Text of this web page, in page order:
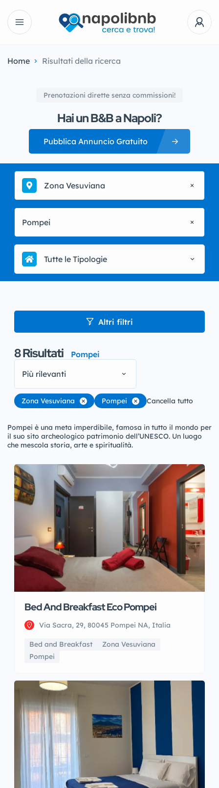
Home Risultati della ricerca
Prenotazioni dirette senza commissioni!
Hai un B&B a Napoli?
Pubblica Annuncio Gratuito
Zona Vesuviana
Pompei
Tutte le Tipologie
Altri filtri
8Risultati
Pompei
Più rilevanti
Zona Vesuviana Pompei Cancella tutto
Pompei è una meta imperdibile, famosa in tutto il mondo per
il suo sito archeologico patrimonio dell’UNESCO. Un luogo
che mescola storia, arte e spiritualità.
Bed And Breakfast Eco Pompei
Via Sacra, 29, 80045 Pompei NA, Italia
Bed and Breakfast
Zona Vesuviana
Pompei